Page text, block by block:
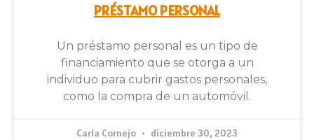
PRÉSTAMO PERSONAL
Un préstamo personal es un tipo de
financiamiento que se otorga a un
individuo para cubrir gastos personales,
como la compra de un automóvil.
Carla Cornejo diciembre 30, 2023